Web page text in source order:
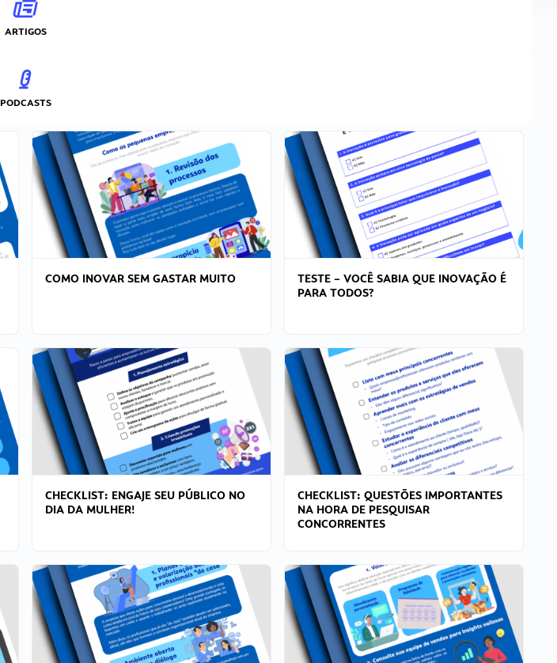
ARTIGOS
PODCASTS
COMO INOVAR SEM GASTAR MUITO
TESTE – VOCÊ SABIA QUE INOVAÇÃO É
PARA TODOS?
CHECKLIST: ENGAJE SEU PÚBLICO NO
DIA DA MULHER!
CHECKLIST: QUESTÕES IMPORTANTES
NA HORA DE PESQUISAR
CONCORRENTES